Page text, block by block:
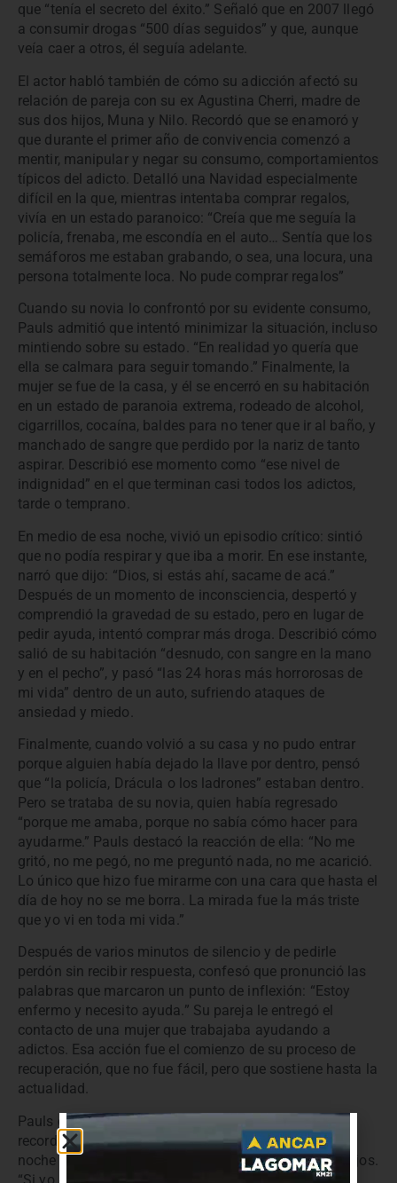
que “tenía el secreto del éxito.” Señaló que en 2007 llegó
a consumir drogas “500 días seguidos” y que, aunque
veía caer a otros, él seguía adelante.
El actor habló también de cómo su adicción afectó su
relación de pareja con su ex Agustina Cherri, madre de
sus dos hijos, Muna y Nilo. Recordó que se enamoró y
que durante el primer año de convivencia comenzó a
mentir, manipular y negar su consumo, comportamientos
típicos del adicto. Detalló una Navidad especialmente
difícil en la que, mientras intentaba comprar regalos,
vivía en un estado paranoico: “Creía que me seguía la
policía, frenaba, me escondía en el auto… Sentía que los
semáforos me estaban grabando, o sea, una locura, una
persona totalmente loca. No pude comprar regalos”
Cuando su novia lo confrontó por su evidente consumo,
Pauls admitió que intentó minimizar la situación, incluso
mintiendo sobre su estado. “En realidad yo quería que
ella se calmara para seguir tomando.” Finalmente, la
mujer se fue de la casa, y él se encerró en su habitación
en un estado de paranoia extrema, rodeado de alcohol,
cigarrillos, cocaína, baldes para no tener que ir al baño, y
manchado de sangre que perdido por la nariz de tanto
aspirar. Describió ese momento como “ese nivel de
indignidad” en el que terminan casi todos los adictos,
tarde o temprano.
En medio de esa noche, vivió un episodio crítico: sintió
que no podía respirar y que iba a morir. En ese instante,
narró que dijo: “Dios, si estás ahí, sacame de acá.”
Después de un momento de inconsciencia, despertó y
comprendió la gravedad de su estado, pero en lugar de
pedir ayuda, intentó comprar más droga. Describió cómo
salió de su habitación “desnudo, con sangre en la mano
y en el pecho”, y pasó “las 24 horas más horrorosas de
mi vida” dentro de un auto, sufriendo ataques de
ansiedad y miedo.
Finalmente, cuando volvió a su casa y no pudo entrar
porque alguien había dejado la llave por dentro, pensó
que “la policía, Drácula o los ladrones” estaban dentro.
Pero se trataba de su novia, quien había regresado
“porque me amaba, porque no sabía cómo hacer para
ayudarme.” Pauls destacó la reacción de ella: “No me
gritó, no me pegó, no me preguntó nada, no me acarició.
Lo único que hizo fue mirarme con una cara que hasta el
día de hoy no se me borra. La mirada fue la más triste
que yo vi en toda mi vida.”
Después de varios minutos de silencio y de pedirle
perdón sin recibir respuesta, confesó que pronunció las
palabras que marcaron un punto de inflexión: “Estoy
enfermo y necesito ayuda.” Su pareja le entregó el
contacto de una mujer que trabajaba ayudando a
adictos. Esa acción fue el comienzo de su proceso de
recuperación, que no fue fácil, pero que sostiene hasta la
actualidad.
Pauls cerró la charla con un mensaje de esperanza,
recordando que el 29 de diciembre, fecha cercana a la
noche en que sintió que se moría, nació uno de sus hijos.